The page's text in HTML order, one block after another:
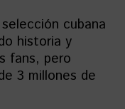
cubana
historia y
fans, pero
3 millones de